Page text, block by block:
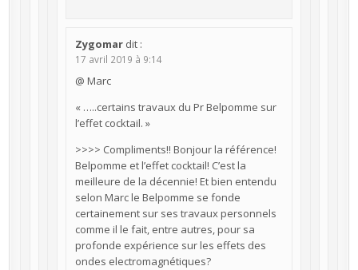
Zygomar dit :
17 avril 2019 à 9:14
@ Marc
« …..certains travaux du Pr Belpomme sur
l’effet cocktail. »
>>>> Compliments!! Bonjour la référence!
Belpomme et l’effet cocktail! C’est la
meilleure de la décennie! Et bien entendu
selon Marc le Belpomme se fonde
certainement sur ses travaux personnels
comme il le fait, entre autres, pour sa
profonde expérience sur les effets des
ondes electromagnétiques?